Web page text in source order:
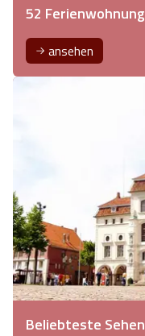
52
ansehen
Beliebteste